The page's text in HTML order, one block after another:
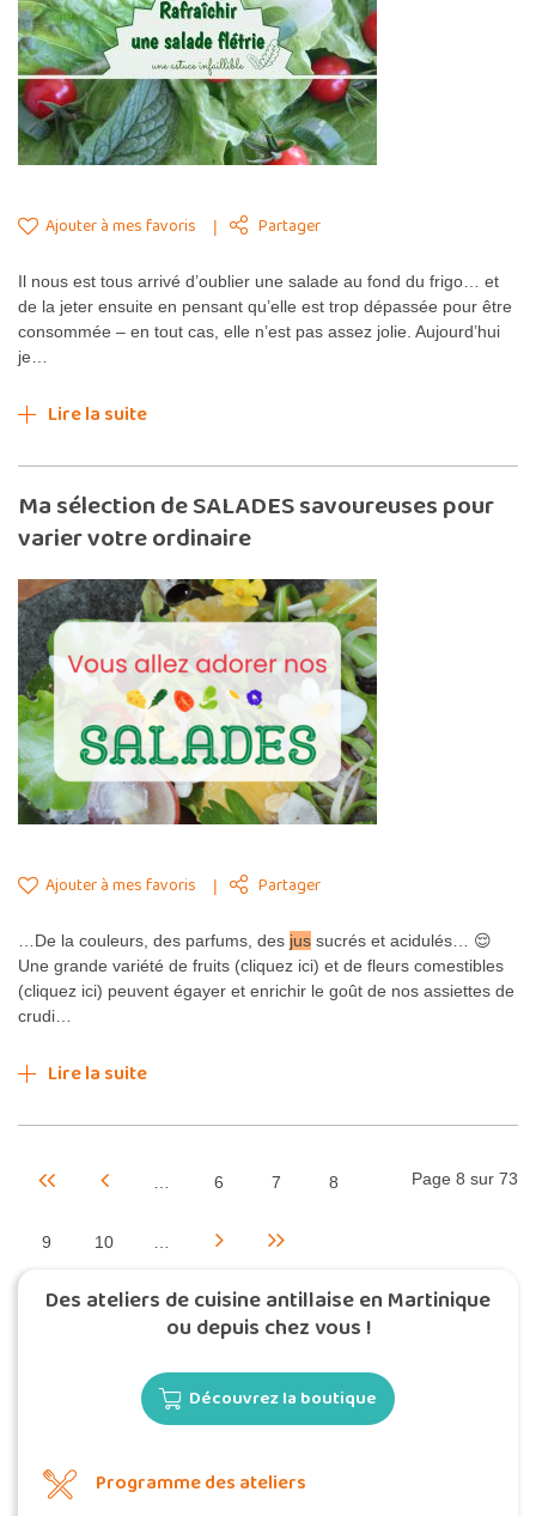
Ajouter à mes favoris Partager
Il nous est tous arrivé d’oublier une salade au fond du frigo… et
de la jeter ensuite en pensant qu’elle est trop dépassée pour être
consommée – en tout cas, elle n’est pas assez jolie. Aujourd’hui
je…
Lire la suite
Ma sélection de SALADES savoureuses pour
varier votre ordinaire
Ajouter à mes favoris Partager
…De la couleurs, des parfums, des jus sucrés et acidulés… 😌
Une grande variété de fruits (cliquez ici) et de fleurs comestibles
(cliquez ici) peuvent égayer et enrichir le goût de nos assiettes de
crudi…
Lire la suite
Page 8 sur 73
6 7 8
9 10
Des ateliers de cuisine antillaise en Martinique
ou depuis chez vous !
Découvrez la boutique
Programme des ateliers